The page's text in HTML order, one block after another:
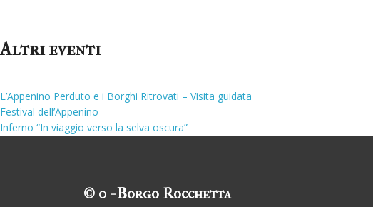
Altri eventi
L’Appenino Perduto e i Borghi Ritrovati – Visita guidata
Festival dell’Appenino
Inferno “In viaggio verso la selva oscura”
© 0 - Borgo Rocchetta